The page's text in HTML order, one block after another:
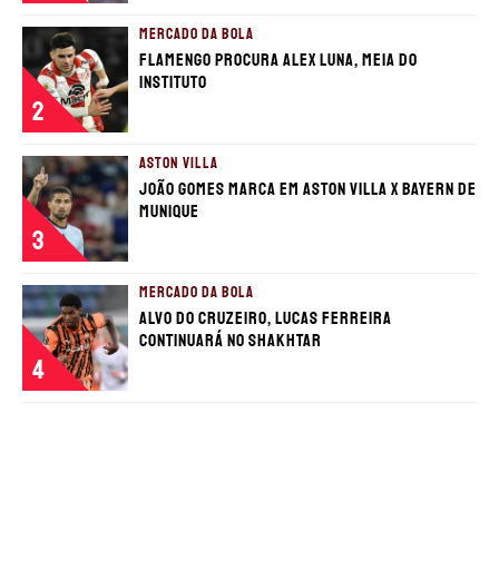
2
MERCADO DA BOLA
Flamengo procura Alex Luna, meia do
Instituto
3
ASTON VILLA
João Gomes marca em Aston Villa x Bayern de
Munique
4
MERCADO DA BOLA
Alvo do Cruzeiro, Lucas Ferreira
continuará no Shakhtar